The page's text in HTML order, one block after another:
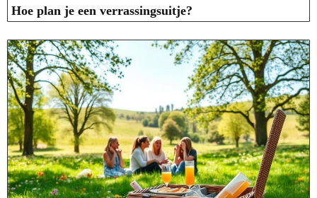
Hoe plan je een verrassingsuitje?